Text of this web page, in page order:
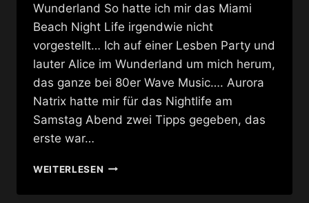
Wunderland So hatte ich mir das Miami
Beach Night Life irgendwie nicht
vorgestellt… Ich auf einer Lesben Party und
lauter Alice im Wunderland um mich herum,
das ganze bei 80er Wave Music…. Aurora
Natrix hatte mir für das Nightlife am
Samstag Abend zwei Tipps gegeben, das
erste war…
WEITERLESENMIAMI
NIGHT